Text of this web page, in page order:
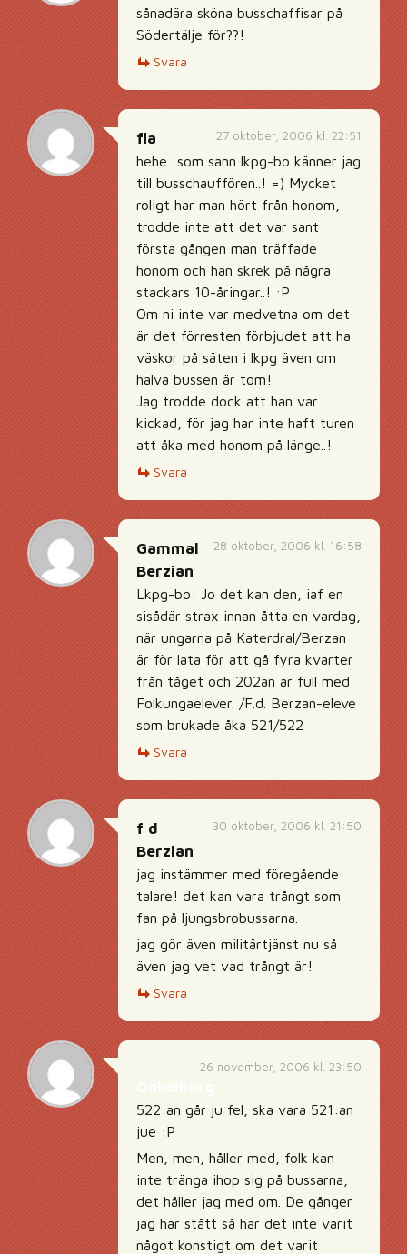
sånadära sköna busschaffisar på
Södertälje för??!
Svara
27 oktober, 2006 kl. 22:51
fia
hehe.. som sann lkpg-bo känner jag
till busschauffören..! =) Mycket
roligt har man hört från honom,
trodde inte att det var sant
första gången man träffade
honom och han skrek på några
stackars 10-åringar..! :P
Om ni inte var medvetna om det
är det förresten förbjudet att ha
väskor på säten i lkpg även om
halva bussen är tom!
Jag trodde dock att han var
kickad, för jag har inte haft turen
att åka med honom på länge..!
Svara
28 oktober, 2006 kl. 16:58
Gammal
Berzian
Lkpg-bo: Jo det kan den, iaf en
sisådär strax innan åtta en vardag,
när ungarna på Katerdral/Berzan
är för lata för att gå fyra kvarter
från tåget och 202an är full med
Folkungaelever. /F.d. Berzan-eleve
som brukade åka 521/522
Svara
30 oktober, 2006 kl. 21:50
f d
Berzian
jag instämmer med föregående
talare! det kan vara trångt som
fan på ljungsbrobussarna.
jag gör även militärtjänst nu så
även jag vet vad trångt är!
Svara
26 november, 2006 kl. 23:50
522:an går ju fel, ska vara 521:an
jue :P
Men, men, håller med, folk kan
inte tränga ihop sig på bussarna,
det håller jag med om. De gånger
jag har stått så har det inte varit
något konstigt om det varit